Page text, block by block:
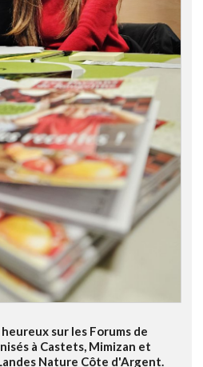
sur les Forums de
à Castets, Mimizan et
Nature Côte d'Argent.